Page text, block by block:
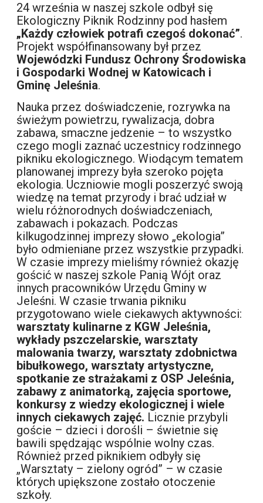
24 września w naszej szkole odbył się
Ekologiczny Piknik Rodzinny pod hasłem
„Każdy człowiek potrafi czegoś dokonać”.
Projekt współfinansowany był przez
Wojewódzki Fundusz Ochrony Środowiska
i Gospodarki Wodnej w Katowicach i
Gminę Jeleśnia.
Nauka przez doświadczenie, rozrywka na
świeżym powietrzu, rywalizacja, dobra
zabawa, smaczne jedzenie – to wszystko
czego mogli zaznać uczestnicy rodzinnego
pikniku ekologicznego. Wiodącym tematem
planowanej imprezy była szeroko pojęta
ekologia. Uczniowie mogli poszerzyć swoją
wiedzę na temat przyrody i brać udział w
wielu różnorodnych doświadczeniach,
zabawach i pokazach. Podczas
kilkugodzinnej imprezy słowo „ekologia”
było odmieniane przez wszystkie przypadki.
W czasie imprezy mieliśmy również okazję
gościć w naszej szkole Panią Wójt oraz
innych pracowników Urzędu Gminy w
Jeleśni. W czasie trwania pikniku
przygotowano wiele ciekawych aktywności:
warsztaty kulinarne z KGW Jeleśnia,
wykłady pszczelarskie, warsztaty
malowania twarzy, warsztaty zdobnictwa
bibułkowego, warsztaty artystyczne,
spotkanie ze strażakami z OSP Jeleśnia,
zabawy z animatorką, zajęcia sportowe,
konkursy z wiedzy ekologicznej i wiele
innych ciekawych zajęć. Licznie przybyli
goście – dzieci i dorośli – świetnie się
bawili spędzając wspólnie wolny czas.
Również przed piknikiem odbyły się
„Warsztaty – zielony ogród” – w czasie
których upiększone zostało otoczenie
szkoły.